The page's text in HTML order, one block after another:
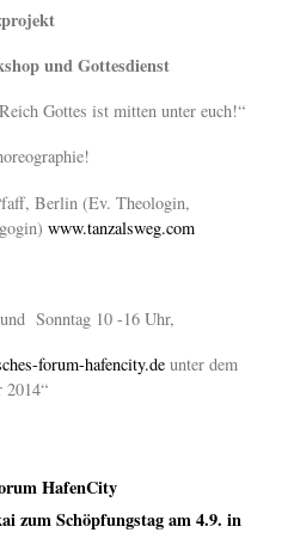
und Gottesdienst
Gottes ist mitten unter euch!“
Berlin (Ev. Theologin,
www.tanzalsweg.com
Sonntag 10 -16 Uhr,
forum-hafencity.de unter dem
2014“
HafenCity
zum Schöpfungstag am 4.9. in